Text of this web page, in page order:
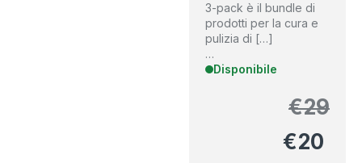
3-pack è il bundle di
prodotti per la cura e
pulizia di […]
…
Disponibile
€29
€20